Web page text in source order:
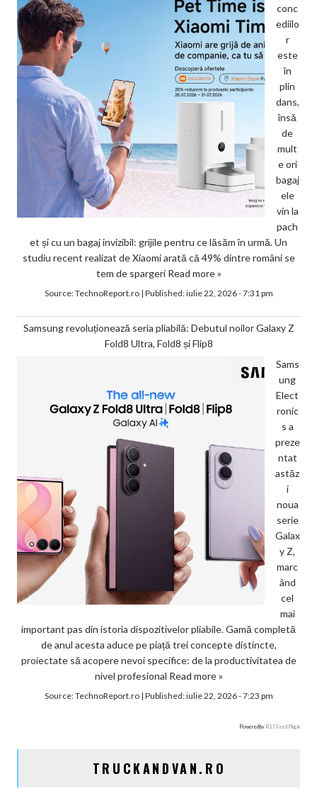
conc
ediilo
r
este
în
plin
dans,
însă
de
mult
e ori
bagaj
ele
vin la
pach
et și cu un bagaj invizibil: grijile pentru ce lăsăm în urmă. Un
studiu recent realizat de Xiaomi arată că 49% dintre români se
tem de spargeri Read more »
Source:TechnoReport.ro| Published:iulie 22, 2026 - 7:31 pm
Samsung revoluționează seria pliabilă: Debutul noilor Galaxy Z
Fold8 Ultra, Fold8 și Flip8
Sams
ung
Elect
ronic
s a
preze
ntat
astăz
i
noua
serie
Galax
y Z,
marc
ând
cel
mai
important pas din istoria dispozitivelor pliabile. Gamă completă
de anul acesta aduce pe piață trei concepte distincte,
proiectate să acopere nevoi specifice: de la productivitatea de
nivel profesional Read more »
Source:TechnoReport.ro| Published:iulie 22, 2026 - 7:23 pm
Powered by RSS Feed Plugin
TRUCKANDVAN.RO